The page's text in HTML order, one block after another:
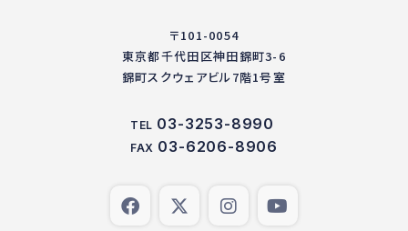
〒101-0054
東京都千代田区神田錦町3-6
錦町スクウェアビル7階1号室
TEL 03-3253-8990
FAX 03-6206-8906